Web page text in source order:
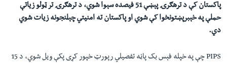
پاکستان کې د ترهګرۍ پېښې 51 فيصده سېوا شوي، د ترهګرۍ تر ټولو زیاتې
حملې په خېبرپښتونخوا کې شوي او پاکستان ته امنیتي چېلنجونه زیات شوي
دي.
PIPS چې په خپله فېس بک پاڼه تفصیلي رپورټ خپور کړی پکې ويل شوي، د 15